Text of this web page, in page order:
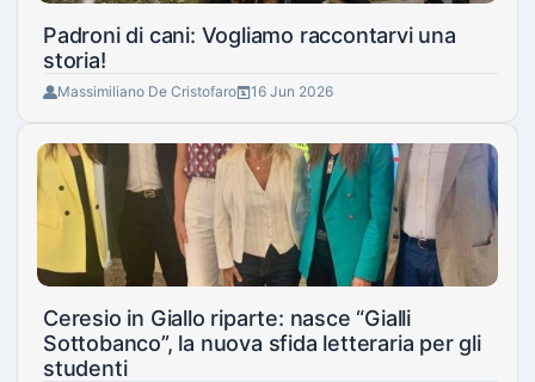
Padroni di cani: Vogliamo raccontarvi una
storia!
Massimiliano De Cristofaro 16 Jun 2026
Ceresio in Giallo riparte: nasce “Gialli
Sottobanco”, la nuova sfida letteraria per gli
studenti